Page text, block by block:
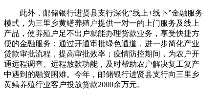
此外，邮储银行进贤县支行深化“线上+线下”金融服务
模式，为三里乡黄鳝养殖户提供一对一的上门服务及线上
产品，使养殖户足不出户就能办理贷款业务，享受快捷方
便的金融服务；通过开通审批绿色通道，进一步简化产业
贷款审批流程，提高审批效率；疫情防控期间，为农户开
通远程调查、远程放款功能，及时帮助农户解决复工复产
中遇到的融资困难。今年，邮储银行进贤县支行向三里乡
黄鳝养殖行业客户投放贷款2000余万元。